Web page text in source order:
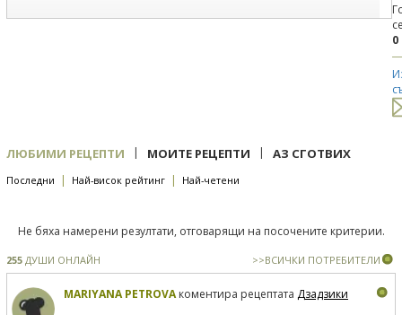
0
ЛЮБИМИ РЕЦЕПТИ | МОИТЕ РЕЦЕПТИ | АЗ СГОТВИХ
Последни | Най-висок рейтинг | Най-четени
Не бяха намерени резултати, отговарящи на посочените критерии.
255 ДУШИ ОНЛАЙН >>ВСИЧКИ ПОТРЕБИТЕЛИ
MARIYANA PETROVAкоментира рецептата Дзадзики